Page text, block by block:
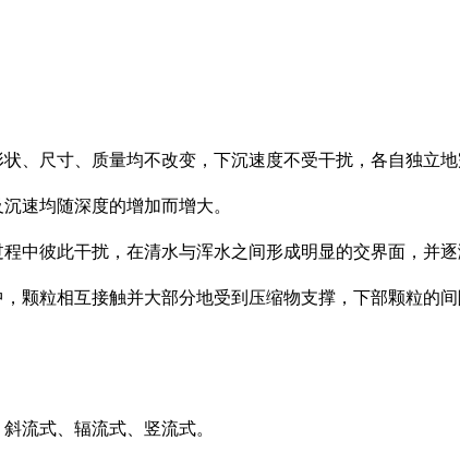
、尺寸、质量均不改变，下沉速度不受干扰，各自独立地
速均随深度的增加而增大。
中彼此干扰，在清水与浑水之间形成明显的交界面，并逐
颗粒相互接触并大部分地受到压缩物支撑，下部颗粒的间
流式、辐流式、竖流式。